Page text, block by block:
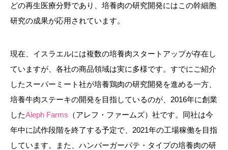
どの再生医療分野であり、培養肉の研究開発にはこの幹細胞
研究の成果が応用されています。
現在、イスラエルには複数の培養肉スタートアップが存在し
ていますが、各社の商品領域は実に多様です。すでにご紹介
したスーパーミート社が培養鶏肉の研究開発を進める一方、
培養牛肉ステーキの開発を目指しているのが、2016年に創業
したAleph Farms （アレフ・ファームズ）社です。同社は今
年中に試作段階を終了する予定で、2021年の工場稼働を目指
しています。また、ハンバーガーパテ・タイプの培養肉の研